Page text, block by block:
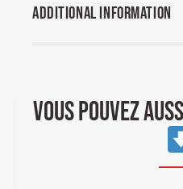
ADDITIONAL INFORMATION
VOUS POUVEZ